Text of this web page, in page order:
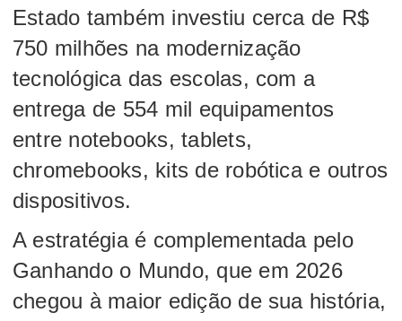
Estado também investiu cerca de R$
750 milhões na modernização
tecnológica das escolas, com a
entrega de 554 mil equipamentos
entre notebooks, tablets,
chromebooks, kits de robótica e outros
dispositivos.
A estratégia é complementada pelo
Ganhando o Mundo, que em 2026
chegou à maior edição de sua história,